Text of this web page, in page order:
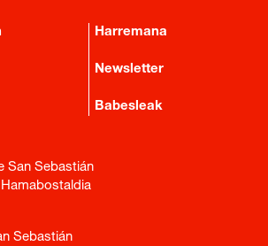
Harremana
Newsletter
Babesleak
San Sebastián
Sebastián